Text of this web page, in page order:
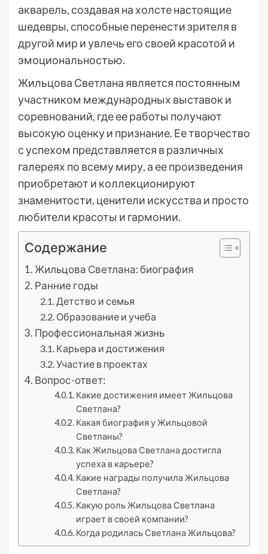
акварель, создавая на холсте настоящие
шедевры, способные перенести зрителя в
другой мир и увлечь его своей красотой и
эмоциональностью.
Жильцова Светлана является постоянным
участником международных выставок и
соревнований, где ее работы получают
высокую оценку и признание. Ее творчество
с успехом представляется в различных
галереях по всему миру, а ее произведения
приобретают и коллекционируют
знаменитости, ценители искусства и просто
любители красоты и гармонии.
Содержание
Жильцова Светлана: биография
Ранние годы
Детство и семья
Образование и учеба
Профессиональная жизнь
Карьера и достижения
Участие в проектах
Вопрос-ответ:
Какие достижения имеет Жильцова
Светлана?
Какая биография у Жильцовой
Светланы?
Как Жильцова Светлана достигла
успеха в карьере?
Какие награды получила Жильцова
Светлана?
Какую роль Жильцова Светлана
играет в своей компании?
Когда родилась Светлана Жильцова?